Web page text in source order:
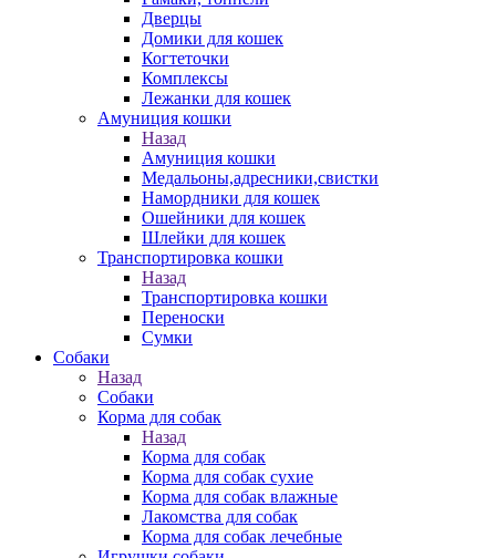
Дверцы
Домики для кошек
Когтеточки
Комплексы
Лежанки для кошек
Амуниция кошки
Назад
Амуниция кошки
Медальоны,адресники,свистки
Намордники для кошек
Ошейники для кошек
Шлейки для кошек
Транспортировка кошки
Назад
Транспортировка кошки
Переноски
Сумки
Собаки
Назад
Собаки
Корма для собак
Назад
Корма для собак
Корма для собак сухие
Корма для собак влажные
Лакомства для собак
Корма для собак лечебные